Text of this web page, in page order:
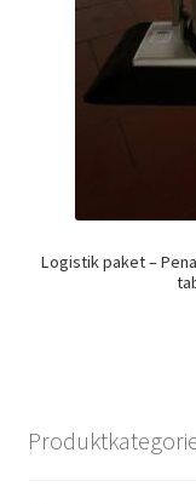
Logistik paket –